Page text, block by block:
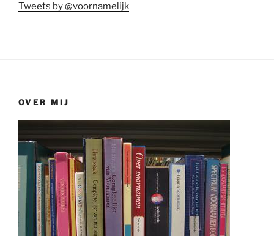
Tweets by @voornamelijk
OVER MIJ